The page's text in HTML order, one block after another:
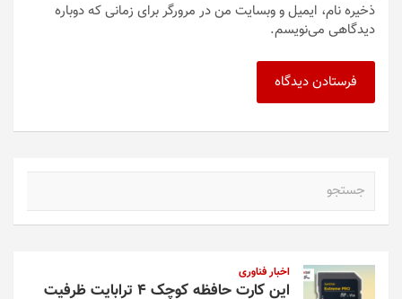
ذخیره نام، ایمیل و وبسایت من در مرورگر برای زمانی که دوباره
دیدگاهی می‌نویسم.
اخبار فناوری
این کارت حافظه کوچک ۴ ترابایت ظرفیت